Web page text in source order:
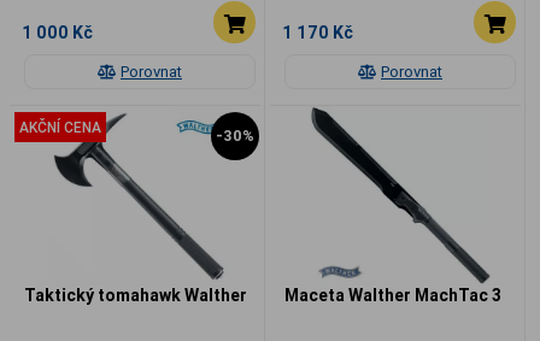
Porovnat
1 000 Kč
Porovnat
1 170 Kč
-30%
AKČNÍ CENA
Taktický tomahawk Walther Maceta Walther MachTac 3